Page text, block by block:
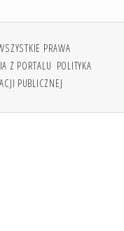
PRAWA
Z PORTALU POLITYKA
PUBLICZNEJ